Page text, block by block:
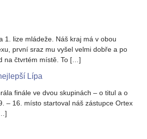
1. lize mládeže. Náš kraj má v obou
první sraz mu vyšel velmi dobře a po
na čtvrtém místě. To […]
Lípa
finále ve dvou skupinách – o titul a o
– 16. místo startoval náš zástupce Ortex